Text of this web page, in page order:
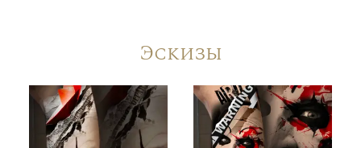
Эскизы